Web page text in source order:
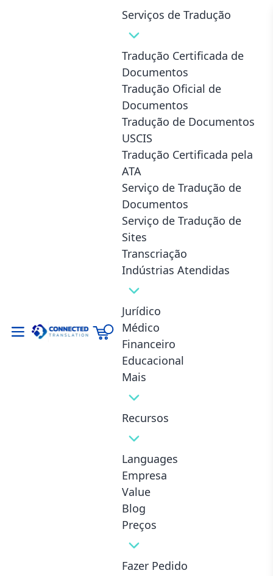
Serviços de Tradução
Tradução Certificada de
Documentos
Tradução Oficial de
Documentos
Tradução de Documentos
USCIS
Tradução Certificada pela
ATA
Serviço de Tradução de
Documentos
Serviço de Tradução de
Sites
Transcriação
Indústrias Atendidas
Jurídico
Médico
Financeiro
Educacional
Mais
Recursos
Languages
Empresa
Value
Blog
Preços
Fazer Pedido